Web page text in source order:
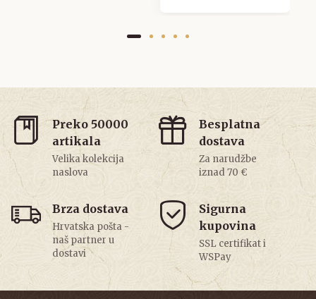
Preko 50000
artikala
Velika kolekcija
naslova
Besplatna
dostava
Za narudžbe
iznad 70 €
Brza dostava
Hrvatska pošta -
naš partner u
dostavi
Sigurna
kupovina
SSL certifikat i
WSPay